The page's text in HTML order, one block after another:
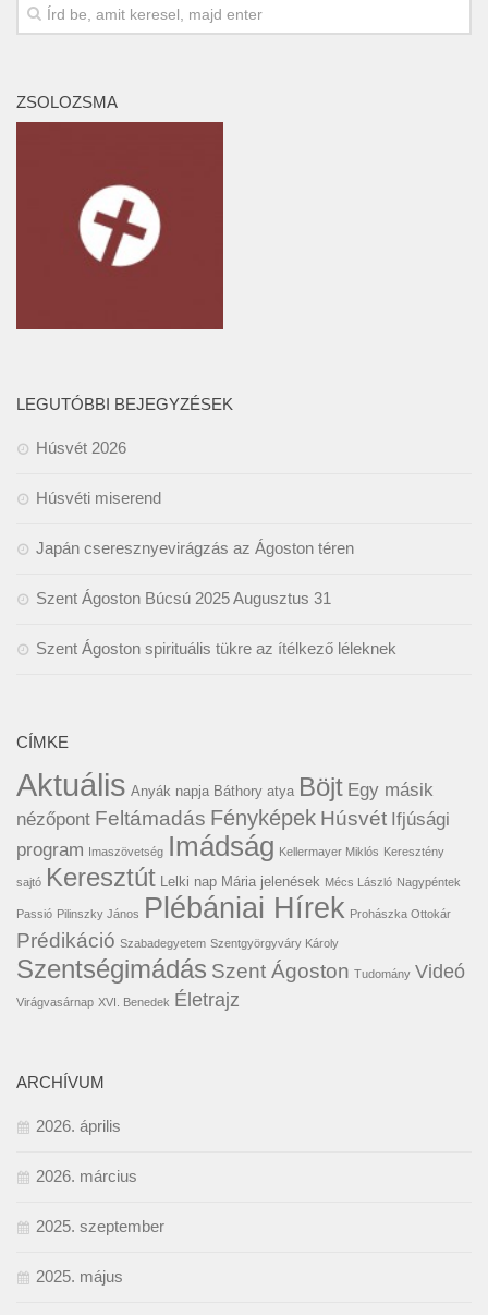
ZSOLOZSMA
LEGUTÓBBI BEJEGYZÉSEK
Húsvét 2026
Húsvéti miserend
Japán cseresznyevirágzás az Ágoston téren
Szent Ágoston Búcsú 2025 Augusztus 31
Szent Ágoston spirituális tükre az ítélkező léleknek
CÍMKE
Aktuális Anyák napja Báthory atya Böjt Egy másik
nézőpont Feltámadás Fényképek Húsvét Ifjúsági
program Imaszövetség Imádság Kellermayer Miklós Keresztény
sajtó Keresztút Lelki nap Mária jelenések Mécs László Nagypéntek
Passió Pilinszky János Plébániai Hírek Prohászka Ottokár
Prédikáció Szabadegyetem Szentgyörgyváry Károly
Szentségimádás Szent Ágoston Tudomány Videó
Virágvasárnap XVI. Benedek Életrajz
ARCHÍVUM
2026. április
2026. március
2025. szeptember
2025. május